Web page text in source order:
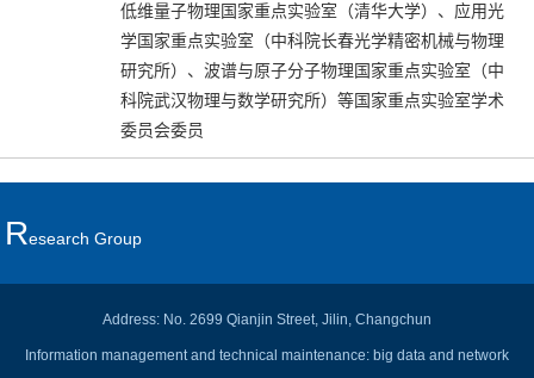
低维量子物理国家重点实验室（清华大学）、应用光
学国家重点实验室（中科院长春光学精密机械与物理
研究所）、波谱与原子分子物理国家重点实验室（中
科院武汉物理与数学研究所）等国家重点实验室学术
委员会委员
REsearch Group
Address: No. 2699 Qianjin Street, Jilin, Changchun
Information management and technical maintenance: big data and network